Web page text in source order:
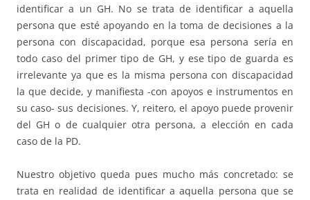
identificar a un GH. No se trata de identificar a aquella
persona que esté apoyando en la toma de decisiones a la
persona con discapacidad, porque esa persona sería en
todo caso del primer tipo de GH, y ese tipo de guarda es
irrelevante ya que es la misma persona con discapacidad
la que decide, y manifiesta -con apoyos e instrumentos en
su caso- sus decisiones. Y, reitero, el apoyo puede provenir
del GH o de cualquier otra persona, a elección en cada
caso de la PD.
Nuestro objetivo queda pues mucho más concretado: se
trata en realidad de identificar a aquella persona que se